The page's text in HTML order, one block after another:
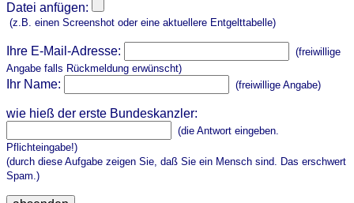
Datei anfügen:
(z.B. einen Screenshot oder eine aktuellere Entgelttabelle)
Ihre E-Mail-Adresse:
(freiwillige
Angabe falls Rückmeldung erwünscht)
Ihr Name: (freiwillige Angabe)
wie hieß der erste Bundeskanzler:
(die Antwort eingeben.
Pflichteingabe!)
(durch diese Aufgabe zeigen Sie, daß Sie ein Mensch sind. Das erschwert
Spam.)